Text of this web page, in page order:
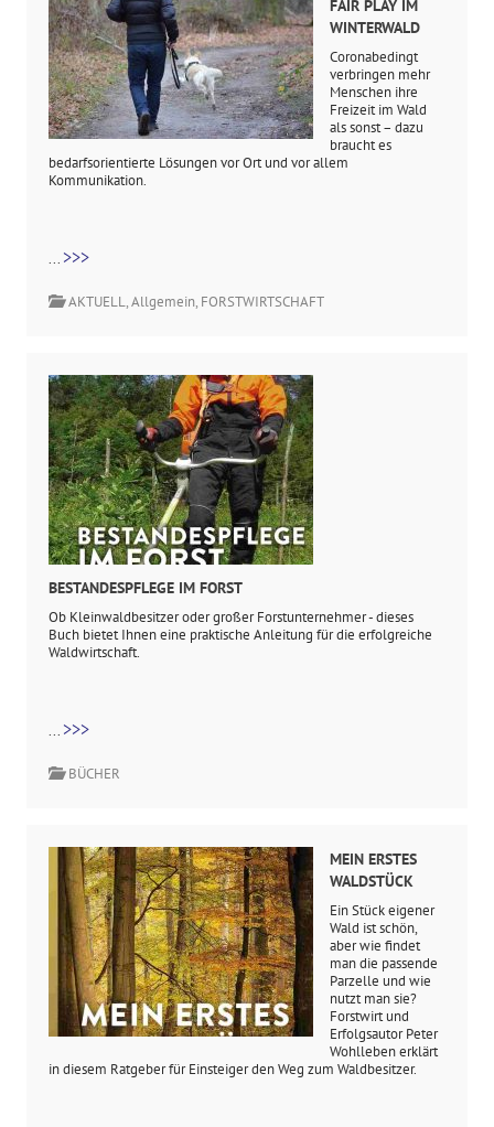
FAIR PLAY IM
WINTERWALD
Coronabedingt
verbringen mehr
Menschen ihre
Freizeit im Wald
als sonst – dazu
braucht es
bedarfsorientierte Lösungen vor Ort und vor allem
Kommunikation.
... >>>
AKTUELL,Allgemein, FORSTWIRTSCHAFT
BESTANDESPFLEGE IM FORST
Ob Kleinwaldbesitzer oder großer Forstunternehmer - dieses
Buch bietet Ihnen eine praktische Anleitung für die erfolgreiche
Waldwirtschaft.
... >>>
BÜCHER
MEIN ERSTES
WALDSTÜCK
Ein Stück eigener
Wald ist schön,
aber wie findet
man die passende
Parzelle und wie
nutzt man sie?
Forstwirt und
Erfolgsautor Peter
Wohlleben erklärt
in diesem Ratgeber für Einsteiger den Weg zum Waldbesitzer.